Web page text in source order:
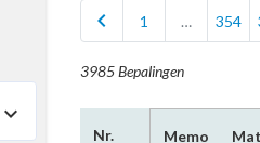
chevron_left 1 … 354
3985 Bepalingen
Nr. Memo